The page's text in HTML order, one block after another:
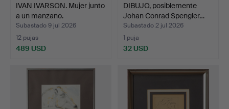
IVAN IVARSON. Mujer junto
a un manzano.
Subastado 9 jul 2026
12 pujas
489 USD
DIBUJO, posiblemente
Johan Conrad Spengler…
Subastado 2 jul 2026
1 puja
32 USD